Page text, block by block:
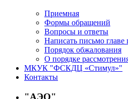
Приемная
Формы обращений
Вопросы и ответы
Написать письмо главе
Порядок обжалования
О порядке
МКУК "ФСКДЦ «Стимул»"
Контакты
"АЭО"